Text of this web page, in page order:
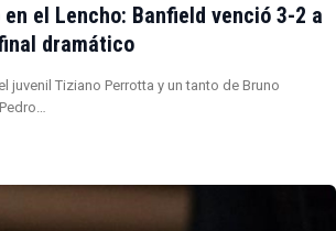
el Lencho: Banfield venció 3-2 a
dramático
juvenil Tiziano Perrotta y un tanto de Bruno